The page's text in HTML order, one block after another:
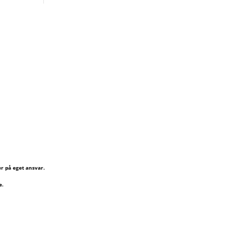
på eget ansvar.